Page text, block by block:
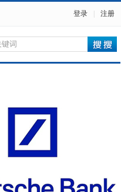
登录 注册